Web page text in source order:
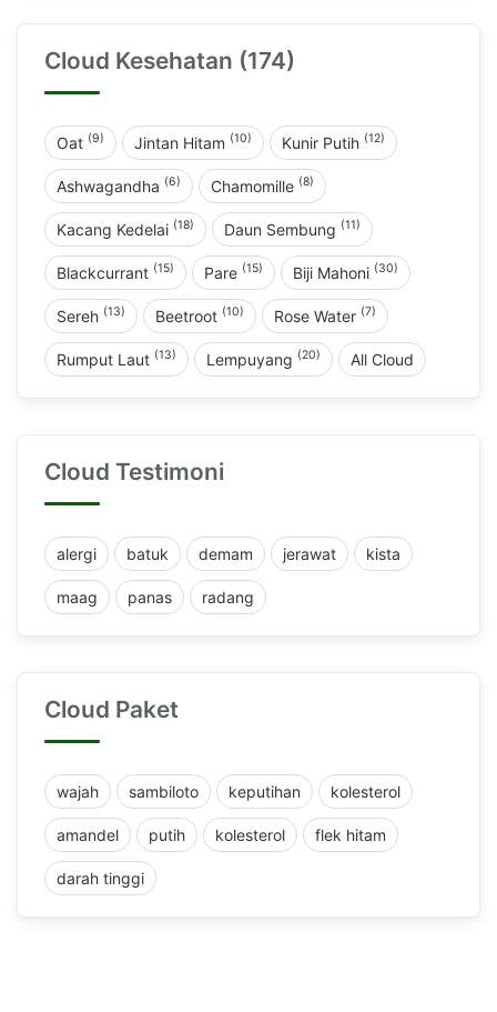
Cloud Kesehatan (174)
Oat (9) Jintan Hitam (10) Kunir Putih (12)
Ashwagandha (6) Chamomille (8)
Kacang Kedelai (18) Daun Sembung (11)
Blackcurrant (15) Pare (15) Biji Mahoni (30)
Sereh (13) Beetroot (10) Rose Water (7)
Rumput Laut (13) Lempuyang (20) All Cloud
Cloud Testimoni
alergi batuk demam jerawat kista
maag panas radang
Cloud Paket
wajah sambiloto keputihan kolesterol
amandel putih kolesterol flek hitam
darah tinggi